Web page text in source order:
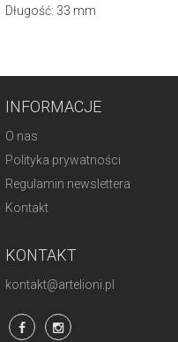
Długość: 33 mm
INFORMACJE
O nas
Polityka prywatności
Regulamin newslettera
Kontakt
KONTAKT
kontakt@artelioni.pl